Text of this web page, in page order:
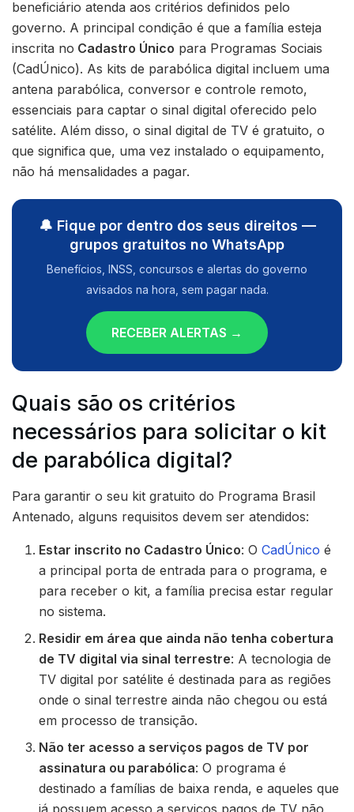
beneficiário atenda aos critérios definidos pelo
governo. A principal condição é que a família esteja
inscrita no Cadastro Único para Programas Sociais
(CadÚnico). As kits de parabólica digital incluem uma
antena parabólica, conversor e controle remoto,
essenciais para captar o sinal digital oferecido pelo
satélite. Além disso, o sinal digital de TV é gratuito, o
que significa que, uma vez instalado o equipamento,
não há mensalidades a pagar.
🔔 Fique por dentro dos seus direitos —
grupos gratuitos no WhatsApp
Benefícios, INSS, concursos e alertas do governo
avisados na hora, sem pagar nada.
RECEBER ALERTAS →
Quais são os critérios
necessários para solicitar o kit
de parabólica digital?
Para garantir o seu kit gratuito do Programa Brasil
Antenado, alguns requisitos devem ser atendidos:
Estar inscrito no Cadastro Único: OCadÚnico é
a principal porta de entrada para o programa, e
para receber o kit, a família precisa estar regular
no sistema.
Residir em área que ainda não tenha cobertura
de TV digital via sinal terrestre: A tecnologia de
TV digital por satélite é destinada para as regiões
onde o sinal terrestre ainda não chegou ou está
em processo de transição.
Não ter acesso a serviços pagos de TV por
assinatura ou parabólica: O programa é
destinado a famílias de baixa renda, e aqueles que
já possuem acesso a serviços pagos de TV não